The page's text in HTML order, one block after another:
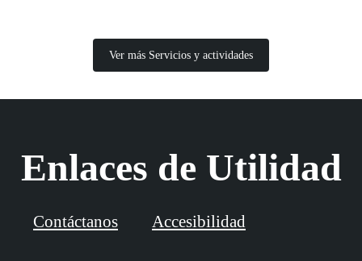
Ver más Servicios y actividades
Enlaces de Utilidad
Contáctanos Accesibilidad